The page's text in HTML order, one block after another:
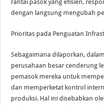
rantai pasok yang efisien,
dengan langsung mengubah
Prioritas pada Penguatan
Sebagaimana dilaporkan,
perusahaan besar cenderung
pemasok mereka untuk
dan memperketat kontrol
produksi. Hal ini disebabkan